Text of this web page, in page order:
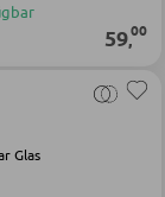
59,00
Glas